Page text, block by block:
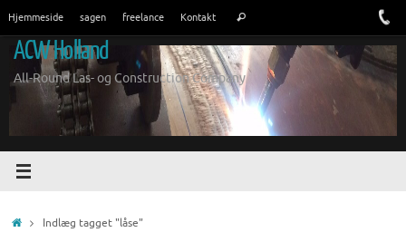
indhold
Hjemmeside sagen freelance Kontakt Søg
ACW Holland
All-Round Las- og Construction Company
HjemIndlæg tagget "låse"